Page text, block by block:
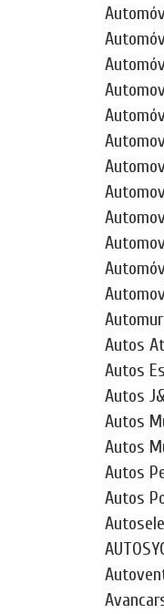
Autos
Autos
Autos
Autos
Autos
Autos
Autos